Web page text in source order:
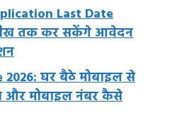
Last Date
तक कर सकेंगे आवेदन
घर बैठे मोबाइल से
और मोबाइल नंबर कैसे